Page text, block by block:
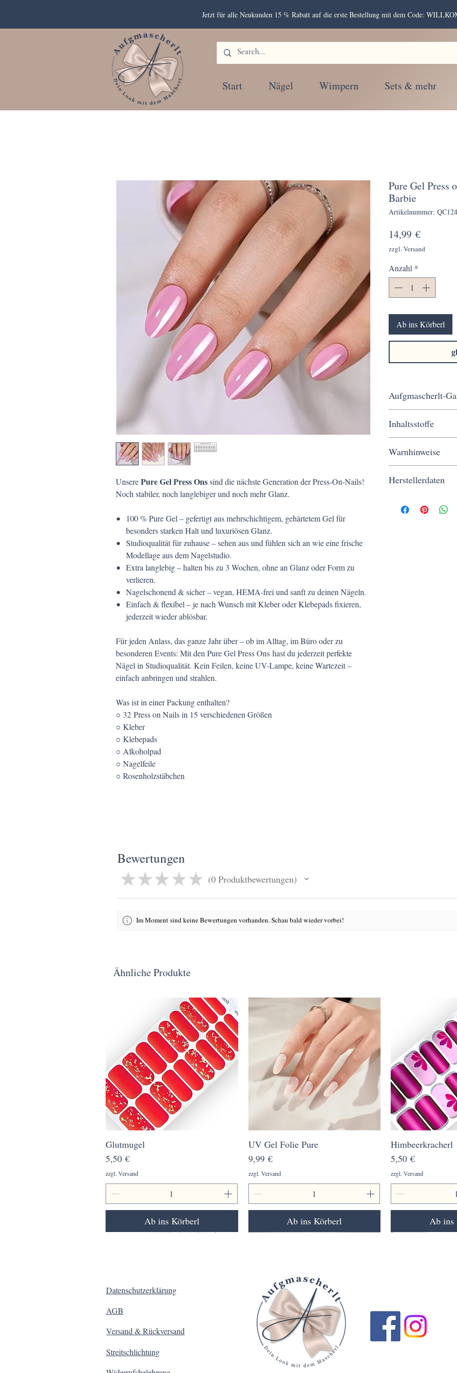
Jetzt für alle Neukunden 15 % Rabatt auf die erste Bestellung mit dem Code:
Start Nägel Wimpern Sets & mehr
UnserePure Gel Press Onssind die nächste Generation der Press-On-Nails!
Noch stabiler, noch langlebiger und noch mehr Glanz.
100 % Pure Gel – gefertigt aus mehrschichtigem, gehärtetem Gel für
besonders starken Halt und luxuriösen Glanz.
Studioqualität für zuhause – sehen aus und fühlen sich an wie eine frische
Modellage aus dem Nagelstudio.
Extra langlebig – halten bis zu 3 Wochen, ohne an Glanz oder Form zu
verlieren.
Nagelschonend & sicher – vegan, HEMA-frei und sanft zu deinen Nägeln.
Einfach & flexibel – je nach Wunsch mit Kleber oder Klebepads fixieren,
jederzeit wieder ablösbar.
Für jeden Anlass, das ganze Jahr über – ob im Alltag, im Büro oder zu
besonderen Events: Mit den Pure Gel Press Ons hast du jederzeit perfekte
Nägel in Studioqualität. Kein Feilen, keine UV-Lampe, keine Wartezeit –
einfach anbringen und strahlen.
Was ist in einer Packung enthalten?
○ 32 Press on Nails in 15 verschiedenen Größen
○ Kleber
○ Klebepads
○ Alkoholpad
○ Nagelfeile
○ Rosenholzstäbchen
Pure Gel Press
Barbie
Artikelnummer: QC124
14,99 €Preis
zzgl. Versand
Anzahl *
Ab ins Körberl
Aufgmascherlt-
Werktagen, sichere
von Herzen kommt.
Inhaltsstoffe
Warnhinweise
Außerhalb der
Herstellerdaten
Piaristengasse 56-58/1/
Bewertungen
★★★ ★ ★ 0 Produktbewertungen
0
Im Moment sind keine Bewertungen vorhanden. Schau bald wieder vorbei!
Ähnliche Produkte
Glutmugel
Preis
5,50 €
zzgl. Versand
Ab ins Körberl
Schnellansicht
UV Gel Folie Pure
Preis
9,99 €
zzgl. Versand
Ab ins Körberl
Himbeerkracherl
Preis
5,50 €
zzgl. Versand
Ab ins
Datenschutzerklärung
AGB
Versand & Rückversand
Streitschlichtung